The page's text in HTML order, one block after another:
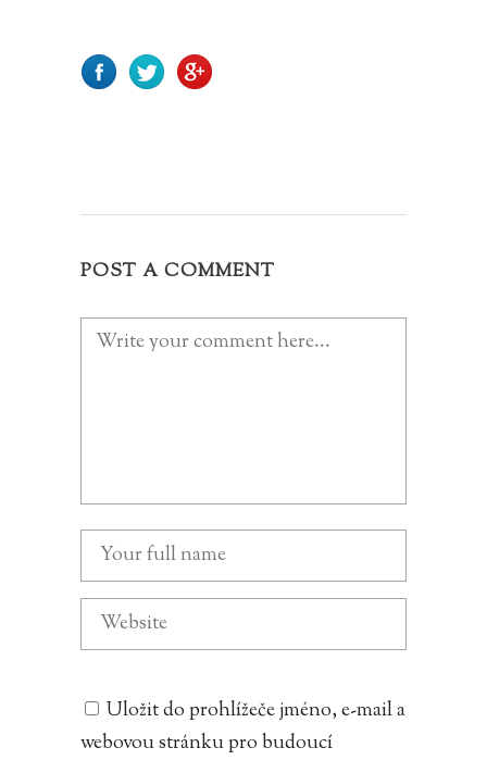
POST A COMMENT
Uložit do prohlížeče jméno, e-mail a
webovou stránku pro budoucí